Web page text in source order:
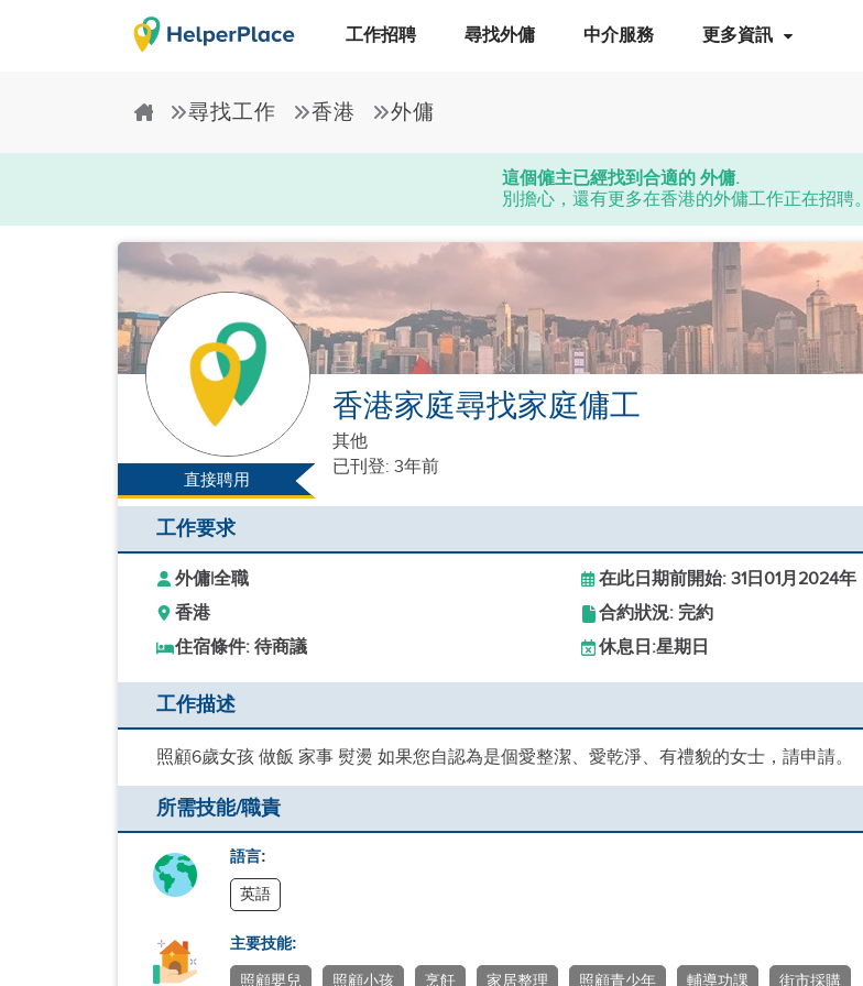
工作招聘 尋找外傭 中介服務 更多資訊
尋找工作 香港 外傭
這個僱主已經找到合適的 外傭.
別擔心，還有更多在香港的外傭工作正在招聘。
直接聘用
香港家庭尋找家庭傭工
其他
已刊登: 3年前
工作要求
外傭|全職
在此日期前開始: 31日01月2024年
香港
合約狀況: 完約
住宿條件: 待商議
休息日:星期日
工作描述
照顧6歲女孩 做飯 家事 熨燙 如果您自認為是個愛整潔、愛乾淨、有禮貌的女士，請申請。
所需技能/職責
語言:
英語
主要技能:
照顧嬰兒 照顧小孩 烹飪 家居整理 照顧青少年 輔導功課 街市採購